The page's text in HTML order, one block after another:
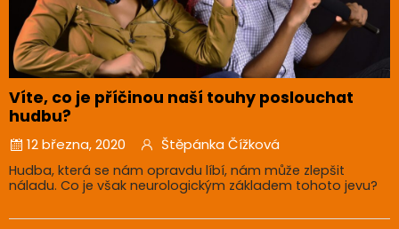
Víte, co je příčinou naší touhy poslouchat
hudbu?
12 března, 2020 Štěpánka Čížková
Hudba, která se nám opravdu líbí, nám může zlepšit
náladu. Co je však neurologickým základem tohoto jevu?